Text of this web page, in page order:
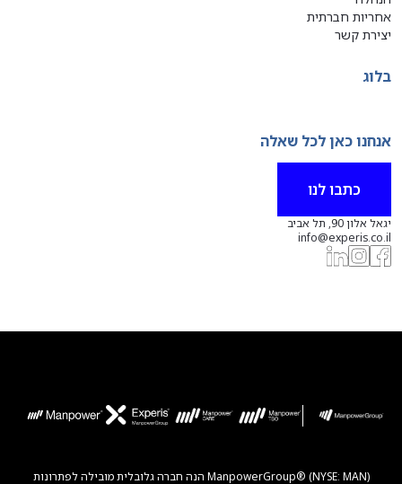
אחריות חברתית
יצירת קשר
בלוג
אנחנו כאן לכל שאלה
כתבו לנו
יגאל אלון 90, תל אביב
info@experis.co.il
ManpowerGroup® (NYSE: MAN) הנה חברה גלובלית מובילה לפתרונות